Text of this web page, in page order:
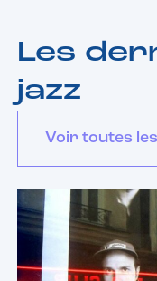
Les
jazz
Voir toutes